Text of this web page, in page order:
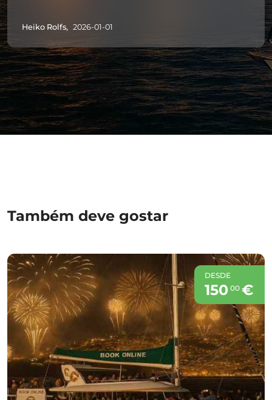
Heiko Rolfs, 2026-01-01
Também deve gostar
DESDE
150 00€